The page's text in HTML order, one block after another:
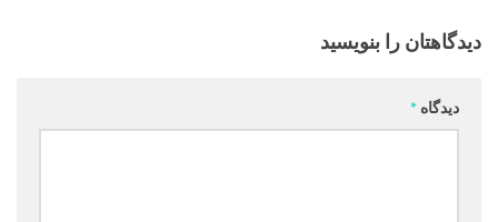
دیدگاهتان را بنویسید
دیدگاه *